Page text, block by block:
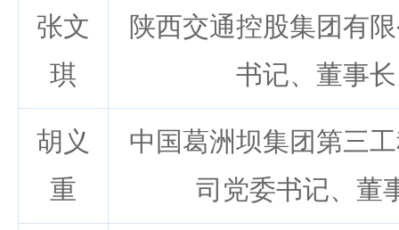
张文
琪
陕西交通控股集团有
书记、董事长
胡义
重
中国葛洲坝集团第三
司党委书记、董